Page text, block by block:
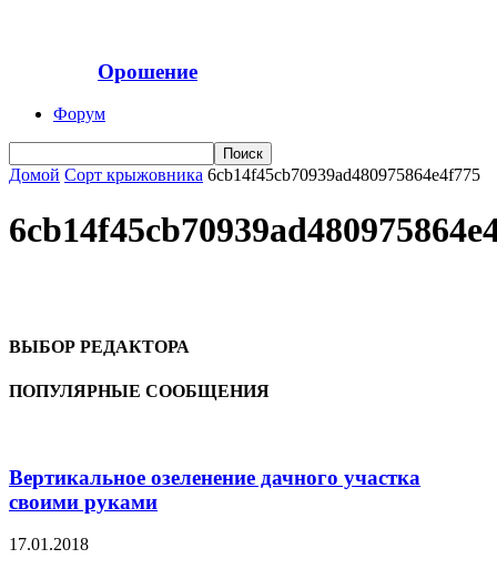
Орошение
Форум
Домой Сорт крыжовника 6cb14f45cb70939ad480975864e4f775
ВЫБОР РЕДАКТОРА
ПОПУЛЯРНЫЕ СООБЩЕНИЯ
Вертикальное озеленение дачного участка
своими руками
17.01.2018